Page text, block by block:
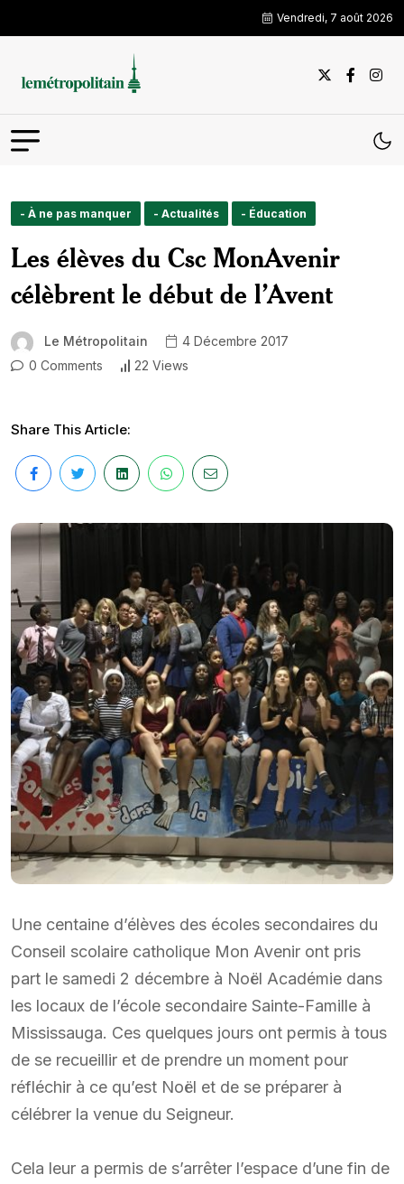
Vendredi, 7 août 2026
- À ne pas manquer - Actualités - Éducation
Les élèves du Csc MonAvenir
célèbrent le début de l’Avent
Le Métropolitain
4 Décembre 2017
0 Comments
22 Views
Share This Article:
Une centaine d’élèves des écoles secondaires du
Conseil scolaire catholique Mon Avenir ont pris
part le samedi 2 décembre à Noël Académie dans
les locaux de l’école secondaire Sainte-Famille à
Mississauga. Ces quelques jours ont permis à tous
de se recueillir et de prendre un moment pour
réfléchir à ce qu’est Noël et de se préparer à
célébrer la venue du Seigneur.
Cela leur a permis de s’arrêter l’espace d’une fin de